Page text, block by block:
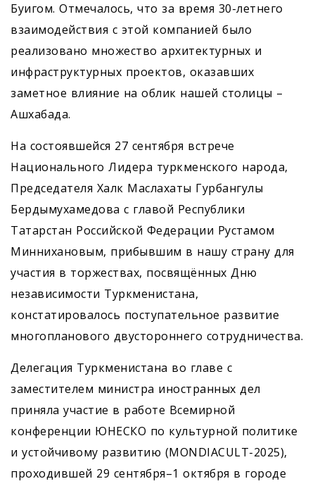
Буигом. Отмечалось, что за время 30-летнего
взаимодействия с этой компанией было
реализовано множество архитектурных и
инфраструктурных проектов, оказавших
заметное влияние на облик нашей столицы –
Ашхабада.
На состоявшейся 27 сентяб­ря встрече
Национального Лидера туркменского народа,
Председателя Халк Маслахаты Гурбангулы
Бердымухамедова с главой Республики
Татарстан Российской Федерации Рустамом
Миннихановым, прибывшим в нашу страну для
участия в торжествах, посвящённых Дню
независимости Туркменистана,
констатировалось поступательное развитие
многопланового двустороннего сотрудничества.
Делегация Туркменистана во главе с
заместителем министра иностранных дел
приняла участие в работе Всемирной
конференции ЮНЕСКО по культурной политике
и устойчивому развитию (MONDIACULT-2025),
проходившей 29 сентября–1 октября в городе